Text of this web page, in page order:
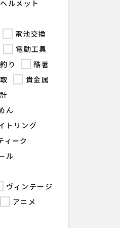
ヘルメット
電池交換
電動工具
釣り
酷暑
貴金属
ん
トリング
ィーク
ル
ヴィンテージ
アニメ